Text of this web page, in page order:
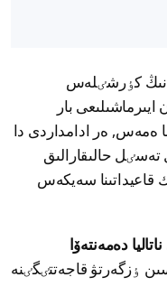
كٶرشٸلەس
بار
ەمەس, ەر ادامداردى دا
حالىقارالىق
قاعيداتىنا سەيكەس
ناتاليا دەمەنتەۆا
ٶزگەرتۋ قاجەتتٸگٸنە